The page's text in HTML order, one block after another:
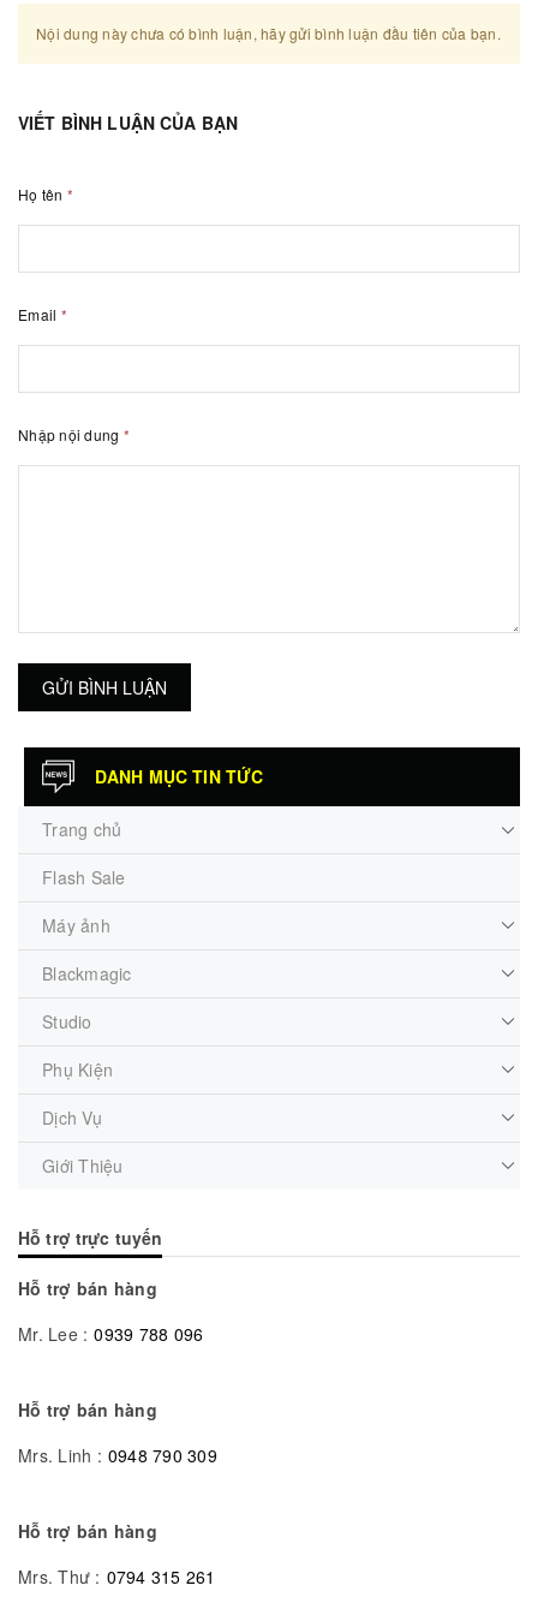
Nội dung này chưa có bình luận, hãy gửi bình luận đầu tiên của bạn.
VIẾT BÌNH LUẬN CỦA BẠN
Họ tên *
Email *
Nhập nội dung *
GỬI BÌNH LUẬN
DANH MỤC TIN TỨC
Trang chủ
Flash Sale
Máy ảnh
Blackmagic
Studio
Phụ Kiện
Dịch Vụ
Giới Thiệu
Hỗ trợ trực tuyến
Hỗ trợ bán hàng
Mr. Lee : 0939 788 096
Hỗ trợ bán hàng
Mrs. Linh : 0948 790 309
Hỗ trợ bán hàng
Mrs. Thư : 0794 315 261